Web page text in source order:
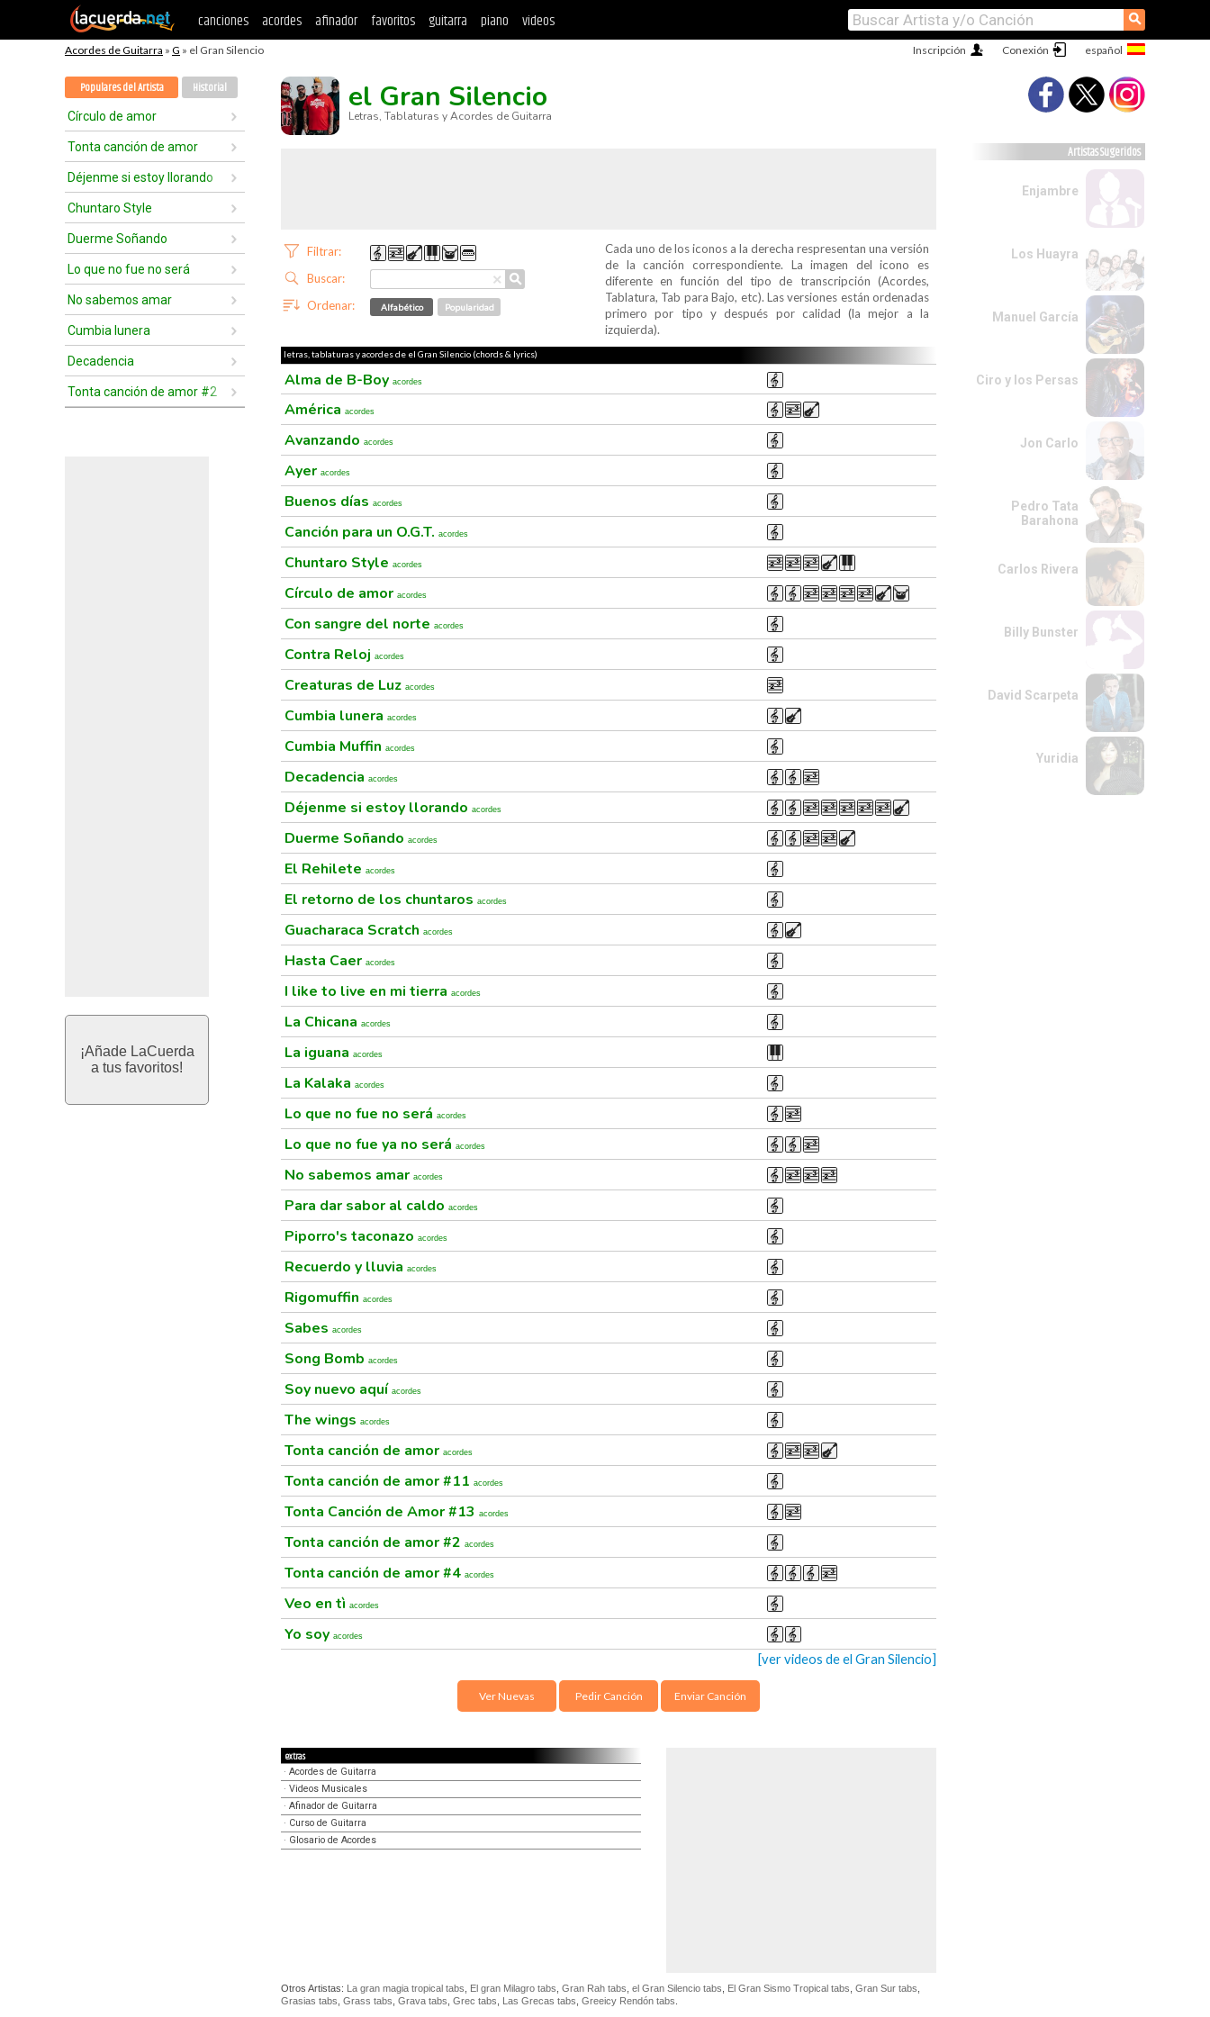
canciones acordes afinador favoritos guitarra piano videos ⚲
Acordes de Guitarra » G » el Gran Silencio Conexión
Inscripción
Populares del Artista Historial
Círculo de amor
Tonta canción de amor
Déjenme si estoy llorando
Chuntaro Style
Duerme Soñando
Lo que no fue no será
No sabemos amar
Cumbia lunera
Decadencia
Tonta canción de amor #2
¡Añade LaCuerda
a tus favoritos!
el Gran Silencio
Letras, Tablaturas y Acordes de Guitarra
Filtrar:
×
Buscar: ⚲
Ordenar: Alfabético Popularidad
Cada uno de los iconos a la derecha respresentan una versión
de la canción correspondiente. La imagen del icono es
diferente en función del tipo de transcripción (Acordes,
Tablatura, Tab para Bajo, etc). Las versiones están ordenadas
primero por tipo y después por calidad (la mejor a la
izquierda).
letras, tablaturas y acordes de el Gran Silencio (chords & lyrics)
Alma de B-Boy acordes
América acordes
Avanzando acordes
Ayer acordes
Buenos días acordes
Canción para un O.G.T. acordes
Chuntaro Style acordes
Círculo de amor acordes
Con sangre del norte acordes
Contra Reloj acordes
Creaturas de Luz acordes
Cumbia lunera acordes
Cumbia Muffin acordes
Decadencia acordes
Déjenme si estoy llorando acordes
Duerme Soñando acordes
El Rehilete acordes
El retorno de los chuntaros acordes
Guacharaca Scratch acordes
Hasta Caer acordes
I like to live en mi tierra acordes
La Chicana acordes
La iguana acordes
La Kalaka acordes
Lo que no fue no será acordes
Lo que no fue ya no será acordes
No sabemos amar acordes
Para dar sabor al caldo acordes
Piporro's taconazo acordes
Recuerdo y lluvia acordes
Rigomuffin acordes
Sabes acordes
Song Bomb acordes
Soy nuevo aquí acordes
The wings acordes
Tonta canción de amor acordes
Tonta canción de amor #11 acordes
Tonta Canción de Amor #13 acordes
Tonta canción de amor #2 acordes
Tonta canción de amor #4 acordes
Veo en tì acordes
Yo soy acordes
[ver videos de el Gran Silencio]
Ver Nuevas Pedir Canción Enviar Canción
extras
· Acordes de Guitarra
· Videos Musicales
· Afinador de Guitarra
· Curso de Guitarra
· Glosario de Acordes
Otros Artistas: La gran magia tropical tabs El gran Milagro tabs Gran Rah tabs el Gran Silencio tabs El Gran Sismo Tropical tabs Gran Sur tabs
Grasias tabs Grass tabs Grava tabs Grec tabs Las Grecas tabs Greeicy Rendón tabs
Artistas Sugeridos
Enjambre
Los Huayra
Manuel García
Ciro y los Persas
Jon Carlo
Pedro Tata
Barahona
Carlos Rivera
Billy Bunster
David Scarpeta
Yuridia